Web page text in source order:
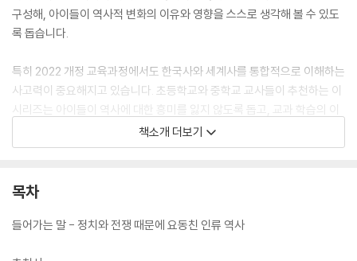
구성해, 아이들이 역사적 변화의 이유와 영향을 스스로 생각해 볼 수 있도
록 돕습니다.
특히 2022 개정 교육과정에서도 한국사와 세계사를 통합적으로 이해하는
사고력이 중요해지고 있습니다. 초등학교와 중학교 교사들이 추천하는 이
시리즈는 아이들이 역사에 대한 흥미를 잃지 않도록 돕고, 교과 학습의 이
해도와 사고력까지 함께 키워줍니다.
계사에서는 제1차 세계대전의 발발을 시작으로 국제연맹의 탄생, 공산주
책소개 더보기
목차
들어가는 말 - 정치와 전쟁 때문에 요동친 인류 역사